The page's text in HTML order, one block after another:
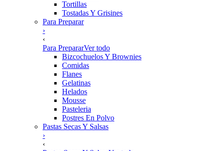
Tortillas
Tostadas Y Grisines
Para Preparar
›
‹
Para PrepararVer todo
Bizcochuelos Y Brownies
Comidas
Flanes
Gelatinas
Helados
Mousse
Pasteleria
Postres En Polvo
Pastas Secas Y Salsas
›
‹